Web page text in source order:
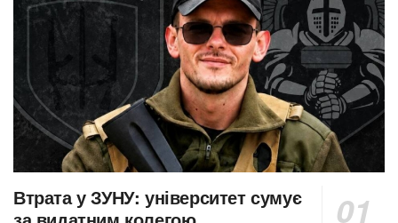
Втрата у ЗУНУ: університет сумує